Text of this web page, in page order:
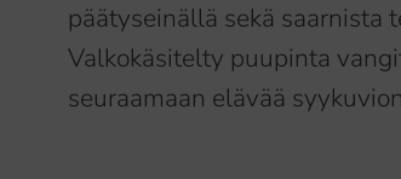
päätyseinällä sekä saarnista
Valkokäsitelty puupinta
seuraamaan elävää